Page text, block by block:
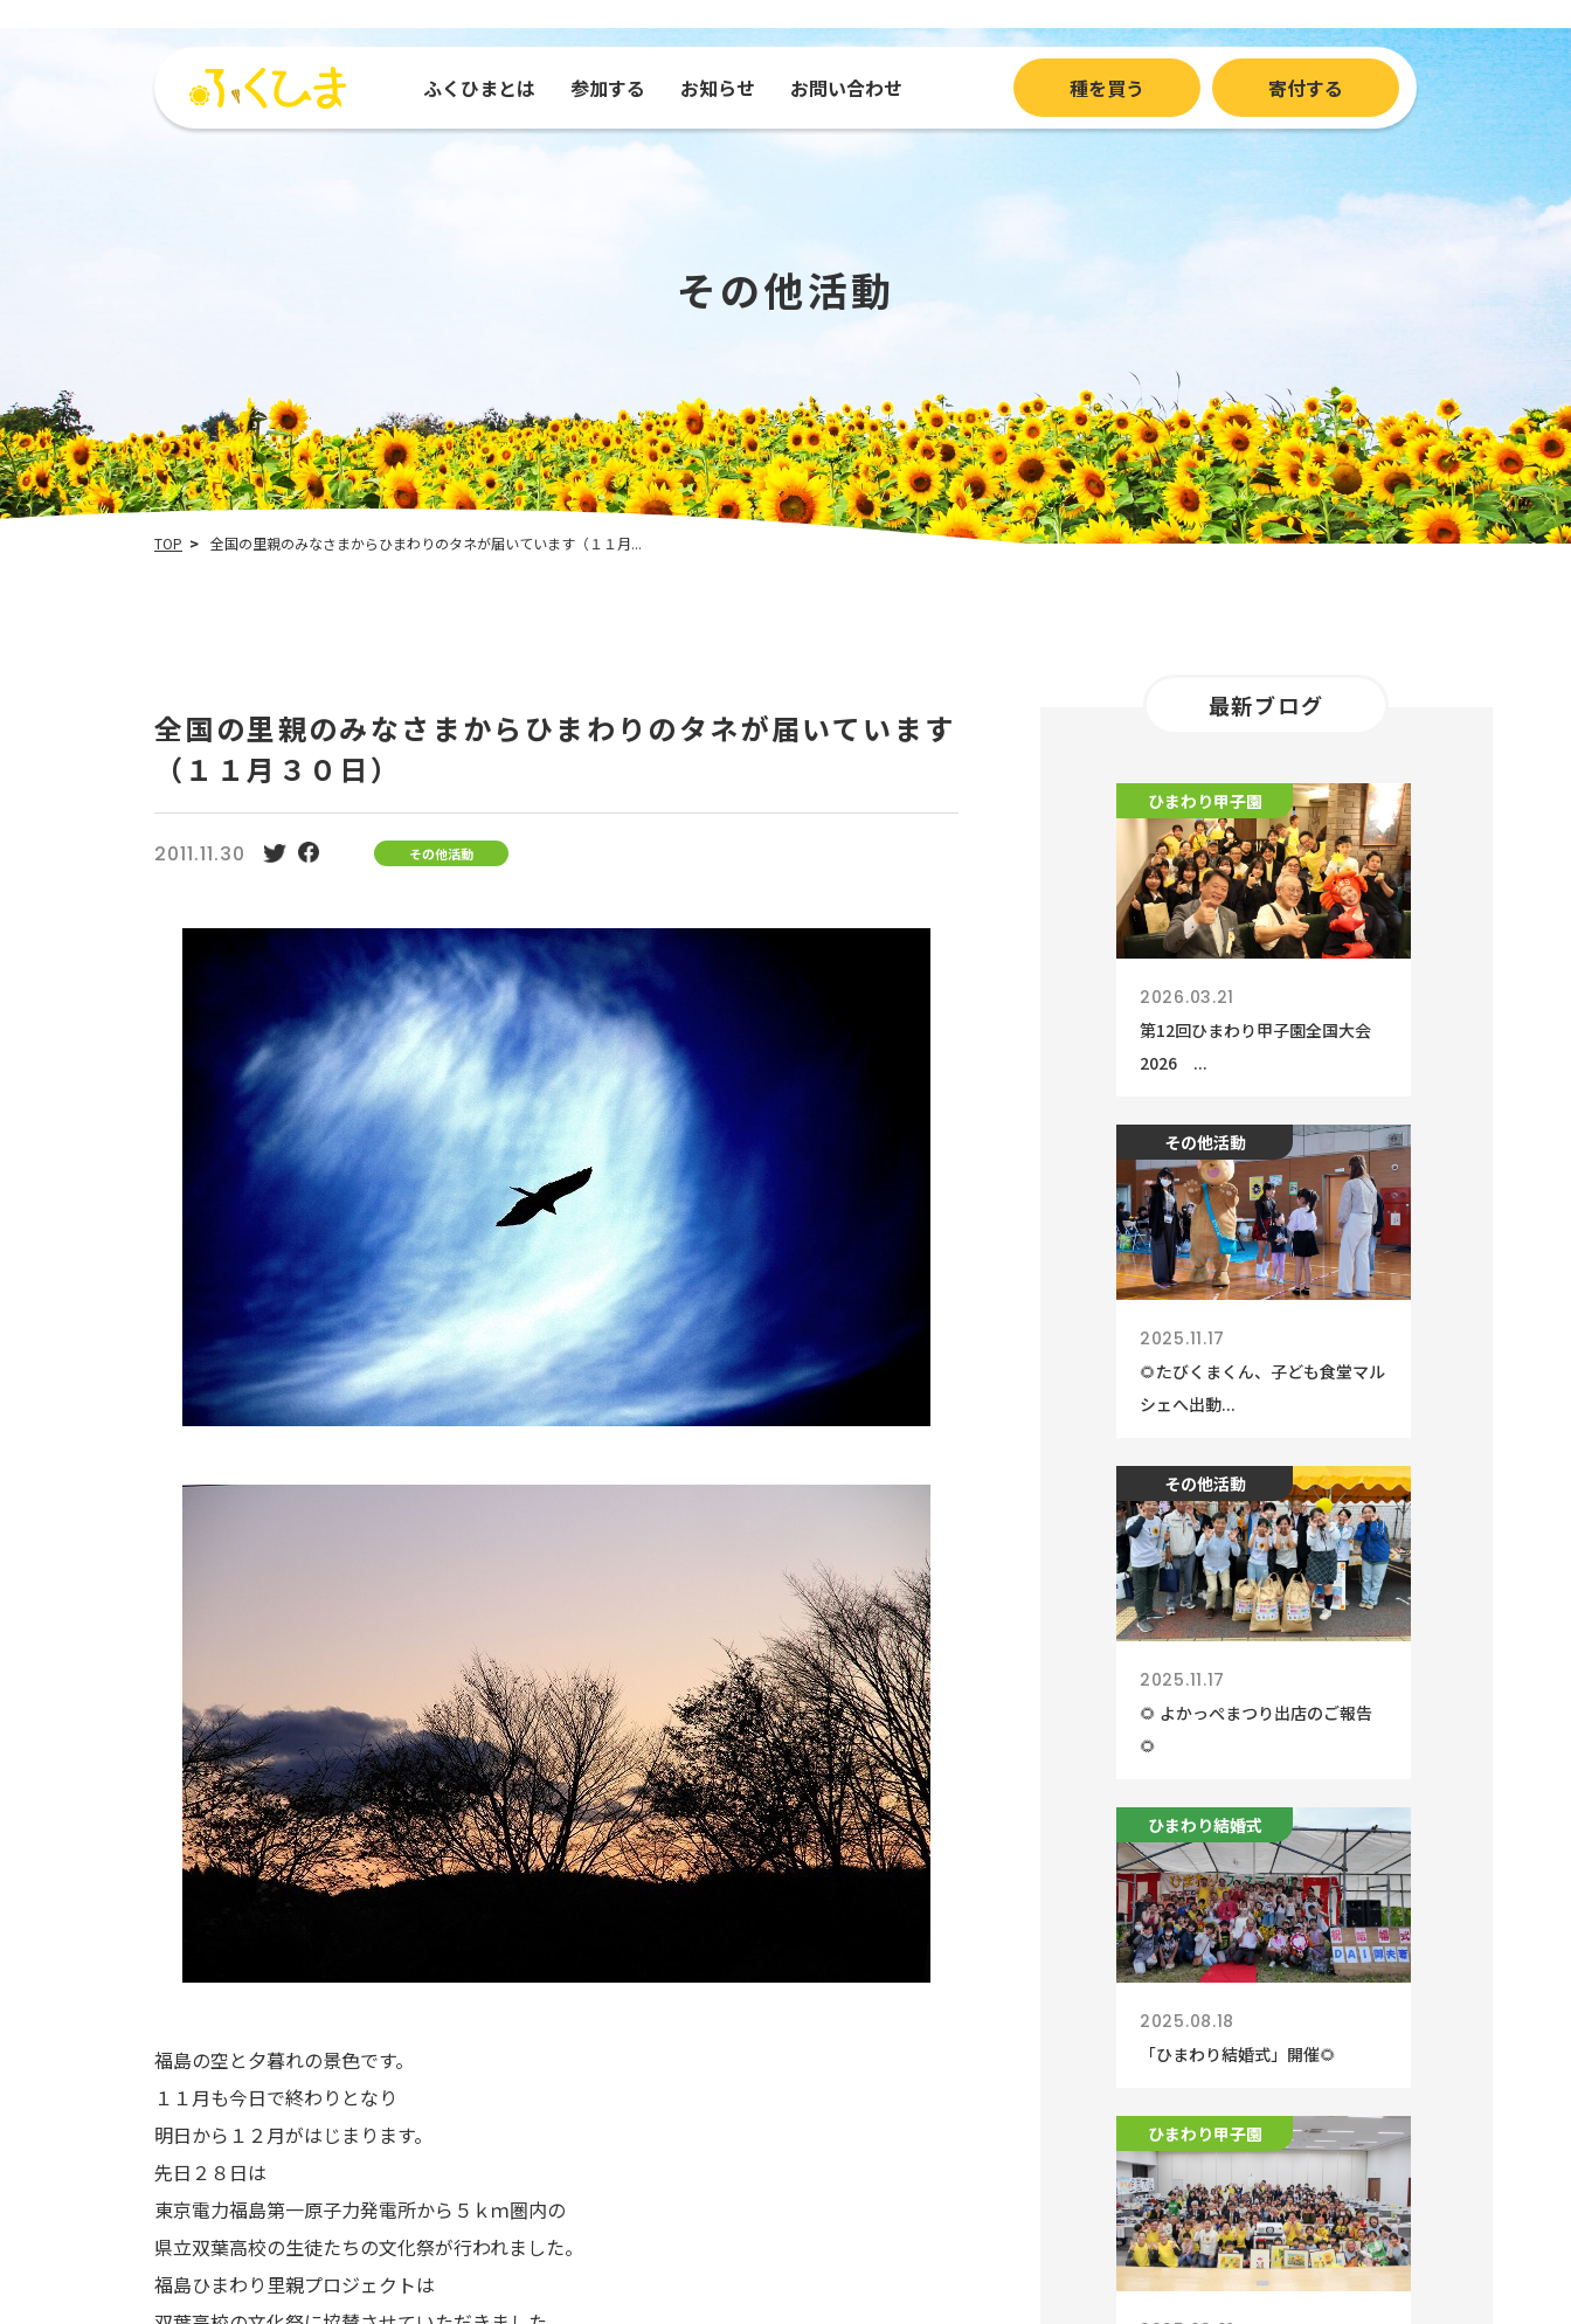
ふくひまとは
コンテンツで見るふくひま
参加する お知らせ お問い合わせ 種を買う 寄付する
その他活動
TOP 全国の里親のみなさまからひまわりのタネが届いています（１１月...
全国の里親のみなさまからひまわりのタネが届いています
（１１月３０日）
2011.11.30 その他活動
福島の空と夕暮れの景色です。
１１月も今日で終わりとなり
明日から１２月がはじまります。
先日２８日は
東京電力福島第一原子力発電所から５ｋｍ圏内の
県立双葉高校の生徒たちの文化祭が行われました。
福島ひまわり里親プロジェクトは
最新ブログ
ひまわり甲子園
2026.03.21
第12回ひまわり甲子園全国大会
2026 ...
その他活動
2025.11.17
🌻たびくまくん、子ども食堂マル
シェへ出動...
その他活動
2025.11.17
🌻 よかっぺまつり出店のご報告
🌻
ひまわり結婚式
2025.08.18
「ひまわり結婚式」開催🌻
ひまわり甲子園